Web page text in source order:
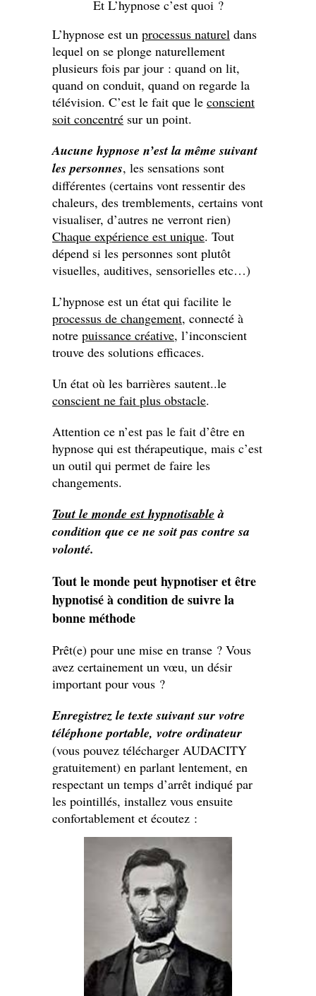
Et L’hypnose c’est quoi ?
L’hypnose est un processus naturel dans
lequel on se plonge naturellement
plusieurs fois par jour : quand on lit,
quand on conduit, quand on regarde la
télévision. C’est le fait que le conscient
soit concentré sur un point.
Aucune hypnose n’est la même suivant
les personnes, les sensations sont
différentes (certains vont ressentir des
chaleurs, des tremblements, certains vont
visualiser, d’autres ne verront rien)
Chaque expérience est unique. Tout
dépend si les personnes sont plutôt
visuelles, auditives, sensorielles etc…)
L’hypnose est un état qui facilite le
processus de changement, connecté à
notre puissance créative, l’inconscient
trouve des solutions efficaces.
Un état où les barrières sautent..le
conscient ne fait plus obstacle.
Attention ce n’est pas le fait d’être en
hypnose qui est thérapeutique, mais c’est
un outil qui permet de faire les
changements.
Tout le monde est hypnotisable à
condition que ce ne soit pas contre sa
volonté.
Tout le monde peut hypnotiser et être
hypnotisé à condition de suivre la
bonne méthode
Prêt(e) pour une mise en transe ? Vous
avez certainement un vœu, un désir
important pour vous ?
Enregistrez le texte suivant sur votre
téléphone portable, votre ordinateur
(vous pouvez télécharger AUDACITY
gratuitement) en parlant lentement, en
respectant un temps d’arrêt indiqué par
les pointillés, installez vous ensuite
confortablement et écoutez :